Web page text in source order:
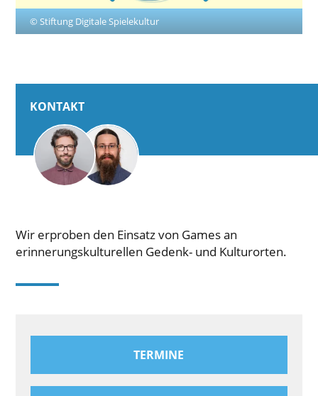
© Stiftung Digitale Spielekultur
KONTAKT
Wir erproben den Einsatz von Games an
erinnerungskulturellen Gedenk- und Kulturorten.
TERMINE